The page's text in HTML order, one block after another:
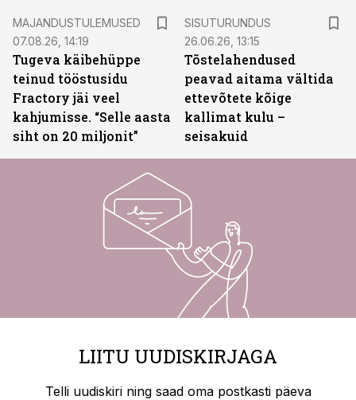
MAJANDUSTULEMUSED
07.08.26, 14:19
Tugeva käibehüppe
teinud tööstusidu
Fractory jäi veel
kahjumisse. “Selle aasta
siht on 20 miljonit”
SISUTURUNDUS
26.06.26, 13:15
Tõstelahendused
peavad aitama vältida
ettevõtete kõige
kallimat kulu –
seisakuid
LIITU UUDISKIRJAGA
Telli uudiskiri ning saad oma postkasti päeva